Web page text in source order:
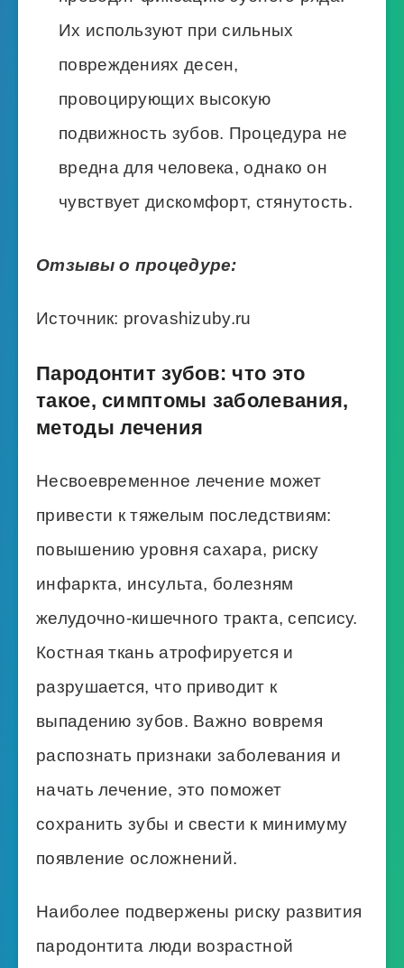
Их используют при сильных
повреждениях десен,
провоцирующих высокую
подвижность зубов. Процедура не
вредна для человека, однако он
чувствует дискомфорт, стянутость.
Отзывы о процедуре:
Источник: provashizuby.ru
Пародонтит зубов: что это
такое, симптомы заболевания,
методы лечения
Несвоевременное лечение может
привести к тяжелым последствиям:
повышению уровня сахара, риску
инфаркта, инсульта, болезням
желудочно-кишечного тракта, сепсису.
Костная ткань атрофируется и
разрушается, что приводит к
выпадению зубов. Важно вовремя
распознать признаки заболевания и
начать лечение, это поможет
сохранить зубы и свести к минимуму
появление осложнений.
Наиболее подвержены риску развития
пародонтита люди возрастной